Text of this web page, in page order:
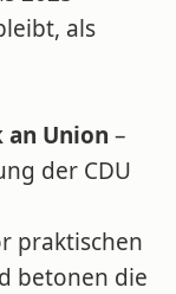
als
Union –
der CDU
praktischen
betonen die